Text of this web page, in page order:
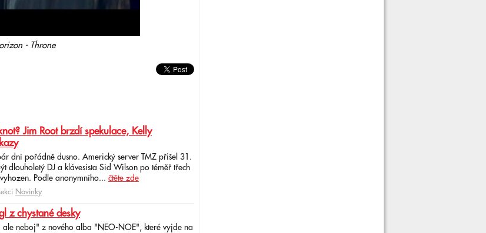
- Throne
Jim Root brzdí spekulace, Kelly
dní pořádně dusno. Americký server TMZ přišel 31.
dlouholetý DJ a klávesista Sid Wilson po téměř třech
Podle anonymního... čtěte zde
Novinky
z chystané desky
ale neboj" z nového alba "NEO-NOE", které vyjde na